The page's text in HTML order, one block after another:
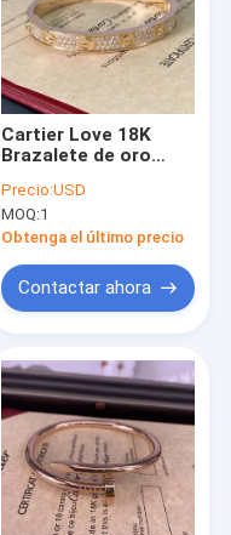
Cartier Love 18K
Brazalete de oro
de alta calidad de la
marca de diamantes
Precio:USD
MOQ:1
Obtenga el último precio
Contactar ahora